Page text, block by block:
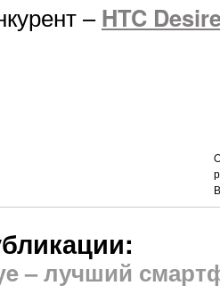
–HTC
– лучший